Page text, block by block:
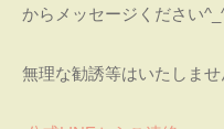
からメッセージください
無理な勧誘等はいたしませ